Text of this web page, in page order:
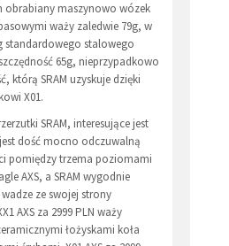
obrabiany maszynowo wózek
waży zaledwie 79g, w
standardowego stalowego
65g, nieprzypadkowo
którą SRAM uzyskuje dzięki
X01.
SRAM, interesujące jest
dość mocno odczuwalną
pomiędzy trzema poziomami
AXS, a SRAM wygodnie
ze swojej strony
AXS za 2999 PLN waży
łożyskami koła